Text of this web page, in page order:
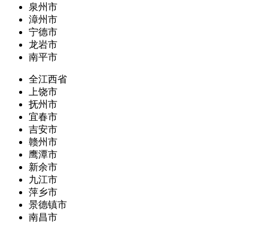
泉州市
漳州市
宁德市
龙岩市
南平市
全江西省
上饶市
抚州市
宜春市
吉安市
赣州市
鹰潭市
新余市
九江市
萍乡市
景德镇市
南昌市